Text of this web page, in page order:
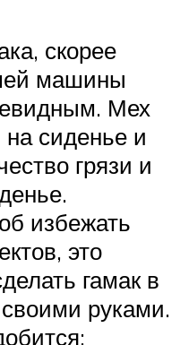
скорее
машины
Мех
сиденье и
грязи и
избежать
это
гамак в
руками.